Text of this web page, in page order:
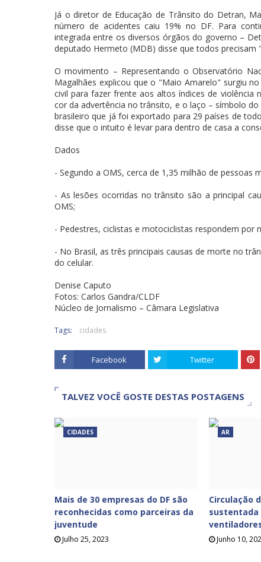
Já o diretor de Educação de Trânsito do Detran,
número de acidentes caiu 19% no DF. Para
integrada entre os diversos órgãos do governo –
deputado Hermeto (MDB) disse que todos
O movimento – Representando o Observatório
Magalhães explicou que o "Maio Amarelo" surgiu
civil para fazer frente aos altos índices de
cor da advertência no trânsito, e o laço – símbolo
brasileiro que já foi exportado para 29 países de
disse que o intuito é levar para dentro de casa a
Dados
- Segundo a OMS, cerca de 1,35 milhão de
- As lesões ocorridas no trânsito são a principal
OMS;
- Pedestres, ciclistas e motociclistas respondem
- No Brasil, as três principais causas de morte no
do celular.
Denise Caputo
Fotos: Carlos Gandra/CLDF
Núcleo de Jornalismo – Câmara Legislativa
Tags: cidades
Facebook Twitter
TALVEZ VOCÊ GOSTE DESTAS POSTAGENS
CIDADES
Mais de 30 empresas do DF são
reconhecidas como parceiras da
juventude
Julho 25, 2023
AR
Circulação
sustentada
Junho 10,